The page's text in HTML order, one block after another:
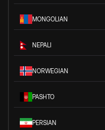
MONGOLIAN
NEPALI
NORWEGIAN
PASHTO
PERSIAN